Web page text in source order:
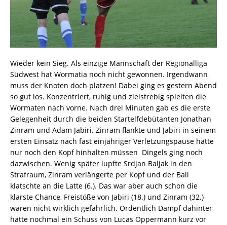
Wieder kein Sieg. Als einzige Mannschaft der Regionalliga
Südwest hat Wormatia noch nicht gewonnen. Irgendwann
muss der Knoten doch platzen! Dabei ging es gestern Abend
so gut los. Konzentriert, ruhig und zielstrebig spielten die
Wormaten nach vorne. Nach drei Minuten gab es die erste
Gelegenheit durch die beiden Startelfdebütanten Jonathan
Zinram und Adam Jabiri. Zinram flankte und Jabiri in seinem
ersten Einsatz nach fast einjähriger Verletzungspause hätte
nur noch den Kopf hinhalten müssen  Dingels ging noch
dazwischen. Wenig später lupfte Srdjan Baljak in den
Strafraum, Zinram verlängerte per Kopf und der Ball
klatschte an die Latte (6.). Das war aber auch schon die
klarste Chance, Freistöße von Jabiri (18.) und Zinram (32.)
waren nicht wirklich gefährlich. Ordentlich Dampf dahinter
hatte nochmal ein Schuss von Lucas Oppermann kurz vor